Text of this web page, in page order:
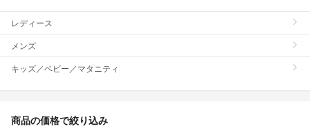
レディース
メンズ
キッズ／ベビー／マタニティ
商品の価格で絞り込み